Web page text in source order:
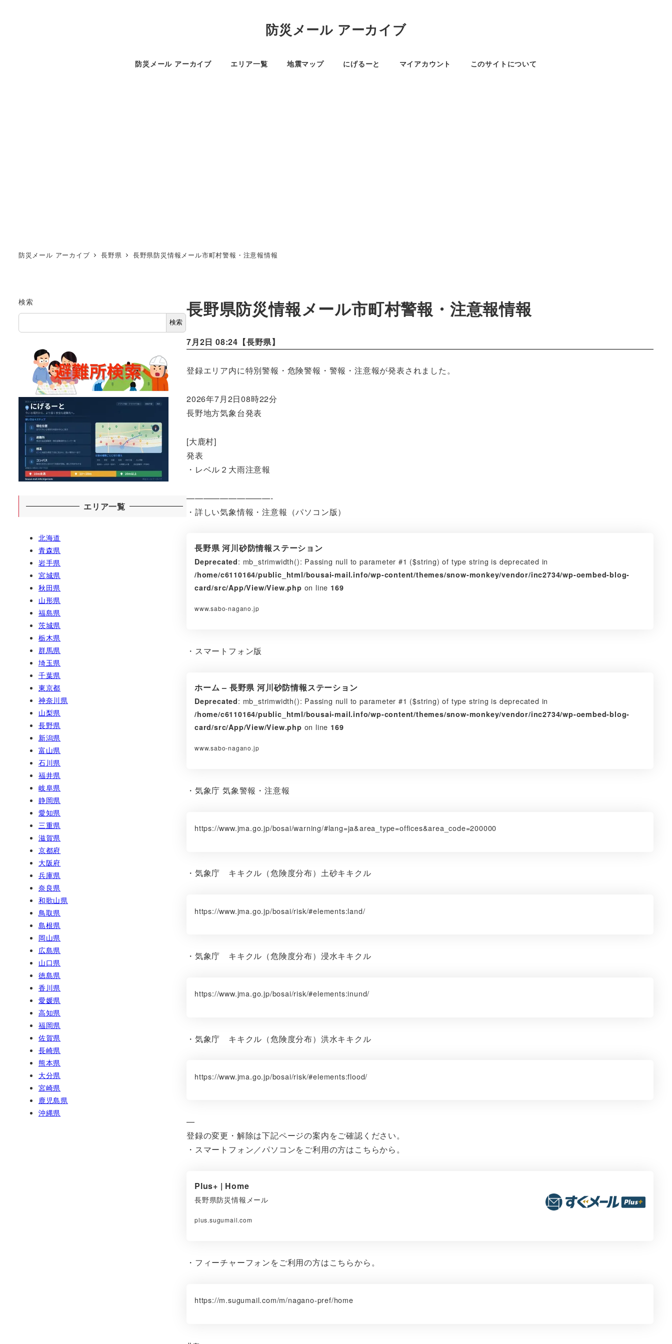
防災メール アーカイブ
防災メール アーカイブ エリア一覧 地震マップ にげるーと マイアカウント このサイトについて
防災メール アーカイブ 長野県 長野県防災情報メール市町村警報・注意報情報
長野県防災情報メール市町村警報・注意報情報
7月2日 08:24【長野県】
登録エリア内に特別警報・危険警報・警報・注意報が発表されました。
2026年7月2日08時22分
長野地方気象台発表
[大鹿村]
発表
・レベル２大雨注意報
——————————-
・詳しい気象情報・注意報（パソコン版）
長野県 河川砂防情報ステーション
Deprecated: mb_strimwidth(): Passing null to parameter #1 ($string) of type string is deprecated in
/home/c6110164/public_html/bousai-mail.info/wp-content/themes/snow-monkey/vendor/inc2734/wp-oembed-blog-
card/src/App/View/View.php on line 169
www.sabo-nagano.jp
・スマートフォン版
ホーム – 長野県 河川砂防情報ステーション
Deprecated: mb_strimwidth(): Passing null to parameter #1 ($string) of type string is deprecated in
/home/c6110164/public_html/bousai-mail.info/wp-content/themes/snow-monkey/vendor/inc2734/wp-oembed-blog-
card/src/App/View/View.php on line 169
www.sabo-nagano.jp
・気象庁 気象警報・注意報
https://www.jma.go.jp/bosai/warning/#lang=ja&area_type=offices&area_code=200000
・気象庁 キキクル（危険度分布）土砂キキクル
https://www.jma.go.jp/bosai/risk/#elements:land/
・気象庁 キキクル（危険度分布）浸水キキクル
https://www.jma.go.jp/bosai/risk/#elements:inund/
・気象庁 キキクル（危険度分布）洪水キキクル
https://www.jma.go.jp/bosai/risk/#elements:flood/
—
登録の変更・解除は下記ページの案内をご確認ください。
・スマートフォン／パソコンをご利用の方はこちらから。
Plus+ | Home
長野県防災情報メール
plus.sugumail.com
・フィーチャーフォンをご利用の方はこちらから。
https://m.sugumail.com/m/nagano-pref/home
検索
検索
エリア一覧
北海道
青森県
岩手県
宮城県
秋田県
山形県
福島県
茨城県
栃木県
群馬県
埼玉県
千葉県
東京都
神奈川県
山梨県
長野県
新潟県
富山県
石川県
福井県
岐阜県
静岡県
愛知県
三重県
滋賀県
京都府
大阪府
兵庫県
奈良県
和歌山県
鳥取県
島根県
岡山県
広島県
山口県
徳島県
香川県
愛媛県
高知県
福岡県
佐賀県
長崎県
熊本県
大分県
宮崎県
鹿児島県
沖縄県